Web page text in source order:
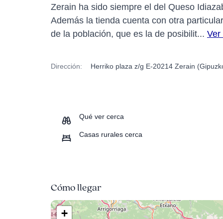
Zerain ha sido siempre el del Queso
Además la tienda cuenta con otra
de la población, que es la de posibilit... Ver
Dirección: Herriko plaza z/g E-20214 Zerain
Qué ver cerca
Casas rurales cerca
Cómo llegar
+